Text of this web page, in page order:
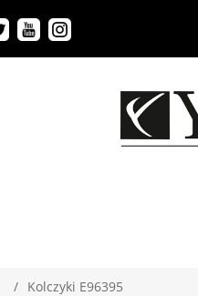
/ Kolczyki E96395